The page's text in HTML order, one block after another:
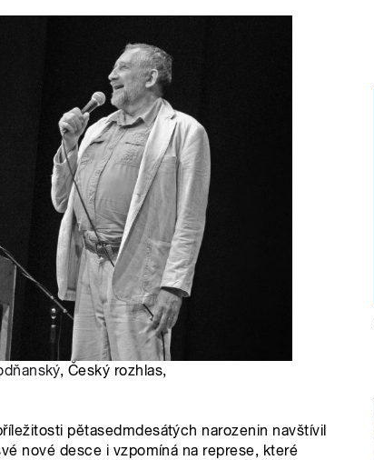
, Český rozhlas,
pětasedmdesátých narozenin navštívil
nové desce i vzpomíná na represe, které